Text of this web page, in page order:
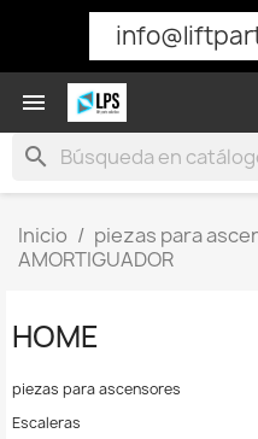

search
Inicio piezas para
AMORTIGUADOR
HOME
piezas para ascensores
Escaleras